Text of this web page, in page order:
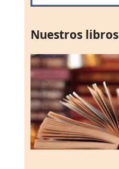
Nuestros libros